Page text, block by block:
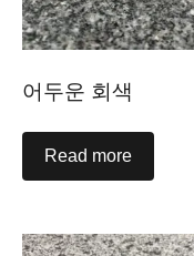
어두운 회색
Read more